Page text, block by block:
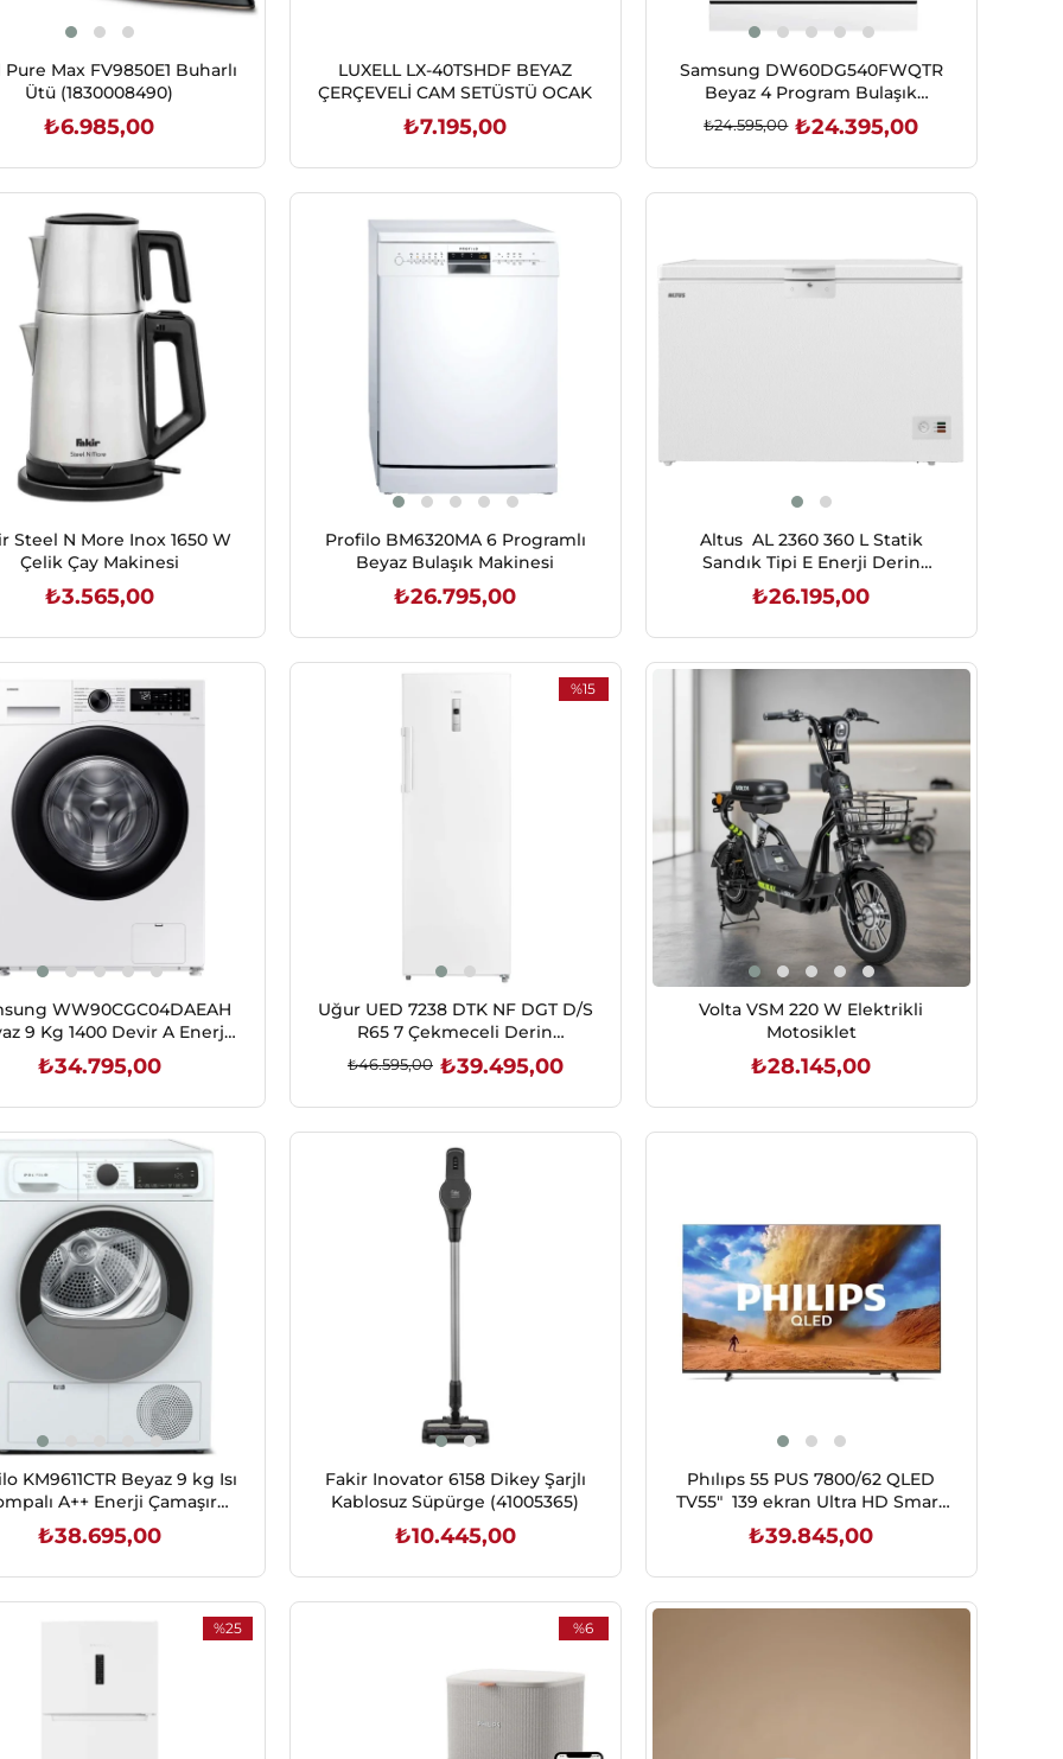
Pure Max FV9850E1 Buharlı
Ütü (1830008490)
₺6.985,00
LUXELL LX-40TSHDF BEYAZ
ÇERÇEVELİ CAM SETÜSTÜ OCAK
₺7.195,00
Samsung DW60DG540FWQTR
Beyaz 4 Program Bulaşık
Makinesi
₺24.395,00
₺24.595,00
Steel N More Inox 1650 W
Çelik Çay Makinesi
₺3.565,00
Profilo BM6320MA 6 Programlı
Beyaz Bulaşık Makinesi
₺26.795,00
Altus AL 2360 360 L Statik
Sandık Tipi E Enerji Derin
Dondurucu
₺26.195,00
WW90CGC04DAEAH
9 Kg 1400 Devir A Enerji
Çamaşır Makinesi
₺34.795,00
%15
Uğur UED 7238 DTK NF DGT D/S
R65 7 Çekmeceli Derin
Dondurucu
₺39.495,00
₺46.595,00
Volta VSM 220 W Elektrikli
Motosiklet
₺28.145,00
KM9611CTR Beyaz 9 kg Isı
A++ Enerji Çamaşır
Kurutma Makinesi
₺38.695,00
Fakir Inovator 6158 Dikey Şarjlı
Kablosuz Süpürge (41005365)
₺10.445,00
Phılıps 55 PUS 7800/62 QLED
TV55" 139 ekran Ultra HD Smart
(TITAN İşletim sist.) QLED
televizyon
₺39.845,00
%25
%6
%6İndirim